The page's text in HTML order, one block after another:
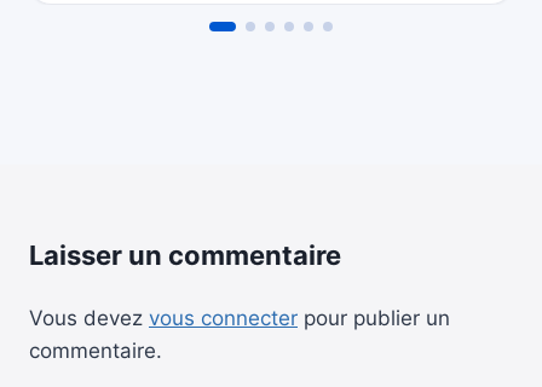
Laisser un commentaire
Vous devez vous connecter pour publier un
commentaire.